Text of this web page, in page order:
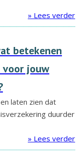
» Lees verder
betekenen
voor jouw
laten zien dat
duurder
» Lees verder